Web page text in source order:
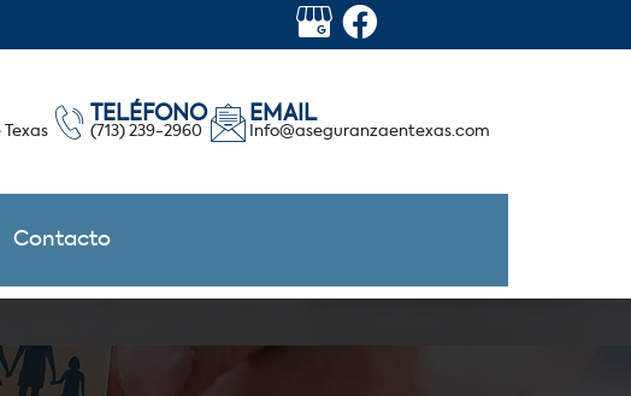
TELÉFONO
(713) 239-2960
EMAIL
Info@aseguranzaentexas.com
Contacto